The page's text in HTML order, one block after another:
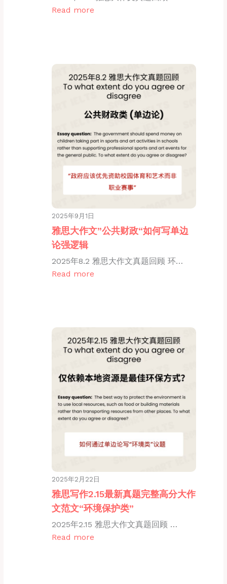
Read more
2025年9月1日
雅思大作文”公共财政“如何写单边
论强逻辑
2025年8.2 雅思大作文真题回顾 环…
Read more
2025年2月22日
雅思写作2.15最新真题完整高分大作
文范文“环境保护类”
2025年2.15 雅思大作文真题回顾 …
Read more